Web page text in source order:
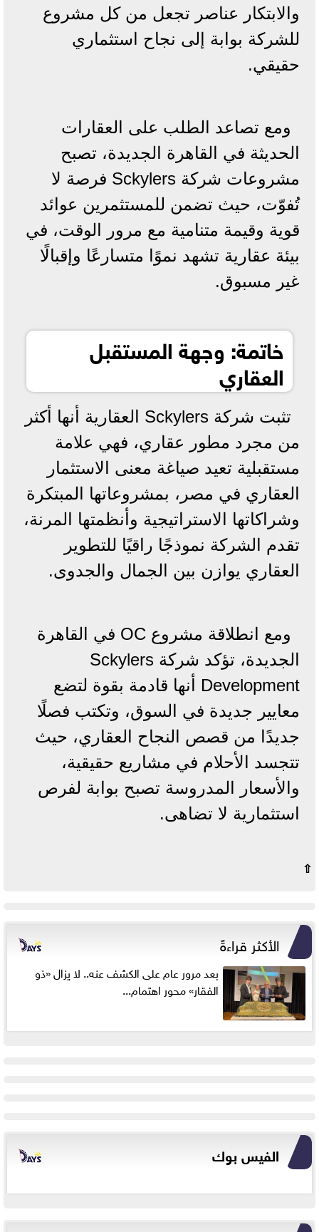
والابتكار عناصر تجعل من كل مشروع
للشركة بوابة إلى نجاح استثماري
حقيقي.
ومع تصاعد الطلب على العقارات
الحديثة في القاهرة الجديدة، تصبح
مشروعات شركة Sckylers فرصة لا
تُفوّت، حيث تضمن للمستثمرين عوائد
قوية وقيمة متنامية مع مرور الوقت، في
بيئة عقارية تشهد نموًا متسارعًا وإقبالًا
غير مسبوق.
خاتمة: وجهة المستقبل
العقاري
تثبت شركة Sckylers العقارية أنها أكثر
من مجرد مطور عقاري، فهي علامة
مستقبلية تعيد صياغة معنى الاستثمار
العقاري في مصر، بمشروعاتها المبتكرة
وشراكاتها الاستراتيجية وأنظمتها المرنة،
تقدم الشركة نموذجًا راقيًا للتطوير
العقاري يوازن بين الجمال والجدوى.
ومع انطلاقة مشروع OC في القاهرة
الجديدة، تؤكد شركة Sckylers
Development أنها قادمة بقوة لتضع
معايير جديدة في السوق، وتكتب فصلًا
جديدًا من قصص النجاح العقاري، حيث
تتجسد الأحلام في مشاريع حقيقية،
والأسعار المدروسة تصبح بوابة لفرص
استثمارية لا تضاهى.
⇧
الأكثر قراءةً
بعد مرور عام على الكشف عنه.. لا يزال «ذو
الفقار» محور اهتمام...
الفيس بوك